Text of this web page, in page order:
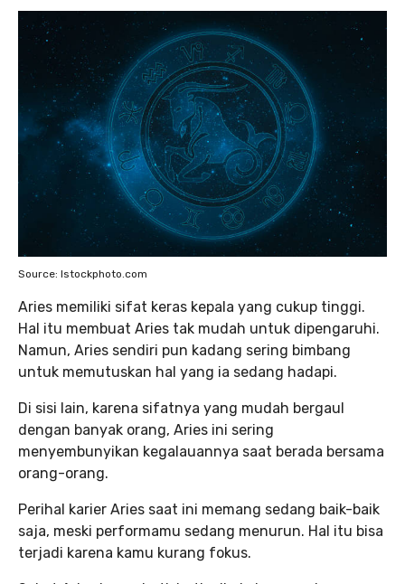
Source: Istockphoto.com
Aries memiliki sifat keras kepala yang cukup tinggi.
Hal itu membuat Aries tak mudah untuk dipengaruhi.
Namun, Aries sendiri pun kadang sering bimbang
untuk memutuskan hal yang ia sedang hadapi.
Di sisi lain, karena sifatnya yang mudah bergaul
dengan banyak orang, Aries ini sering
menyembunyikan kegalauannya saat berada bersama
orang-orang.
Perihal karier Aries saat ini memang sedang baik-baik
saja, meski performamu sedang menurun. Hal itu bisa
terjadi karena kamu kurang fokus.